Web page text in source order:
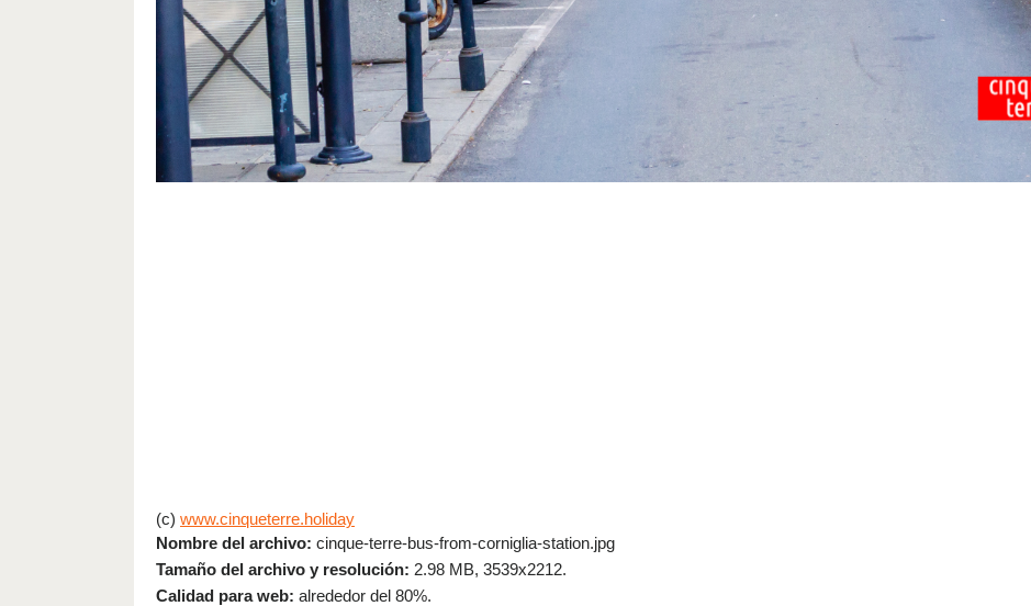
(c) www.cinqueterre.holiday
Nombre del archivo: cinque-terre-bus-from-corniglia-station.jpg
Tamaño del archivo y resolución: 2.98 MB, 3539x2212.
Calidad para web: alrededor del 80%.